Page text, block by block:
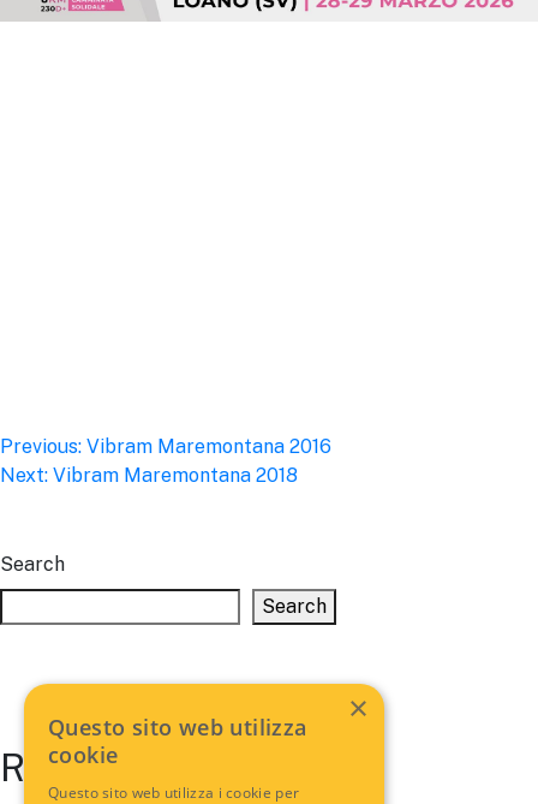
Post
Previous: Vibram Maremontana 2016
Next: Vibram Maremontana 2018
Search
Search
Recent Posts
×
Questo sito web utilizza
cookie
Questo sito web utilizza i cookie per